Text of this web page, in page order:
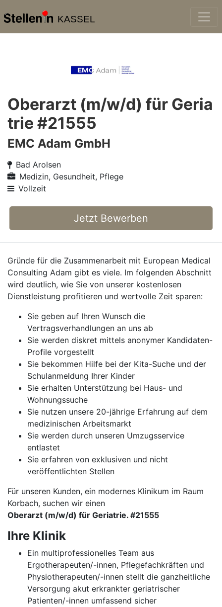
KASSEL
Oberarzt (m/w/d) für Geria
trie #21555
EMC Adam GmbH
Bad Arolsen
Medizin, Gesundheit, Pflege
Vollzeit
Jetzt Bewerben
Gründe für die Zusammenarbeit mit European Medical
Consulting Adam gibt es viele. Im folgenden Abschnitt
wird deutlich, wie Sie von unserer kostenlosen
Dienstleistung profitieren und wertvolle Zeit sparen:
Sie geben auf Ihren Wunsch die
Vertragsverhandlungen an uns ab
Sie werden diskret mittels anonymer Kandidaten-
Profile vorgestellt
Sie bekommen Hilfe bei der Kita-Suche und der
Schulanmeldung Ihrer Kinder
Sie erhalten Unterstützung bei Haus- und
Wohnungssuche
Sie nutzen unsere 20-jährige Erfahrung auf dem
medizinischen Arbeitsmarkt
Sie werden durch unseren Umzugsservice
entlastet
Sie erfahren von exklusiven und nicht
veröffentlichten Stellen
Für unseren Kunden, ein modernes Klinikum im Raum
Korbach, suchen wir einen
Oberarzt (m/w/d) für Geriatrie. #21555
Ihre Klinik
Ein multiprofessionelles Team aus
Ergotherapeuten/-innen, Pflegefachkräften und
Physiotherapeuten/-innen stellt die ganzheitliche
Versorgung akut erkrankter geriatrischer
Patienten/-innen umfassend sicher